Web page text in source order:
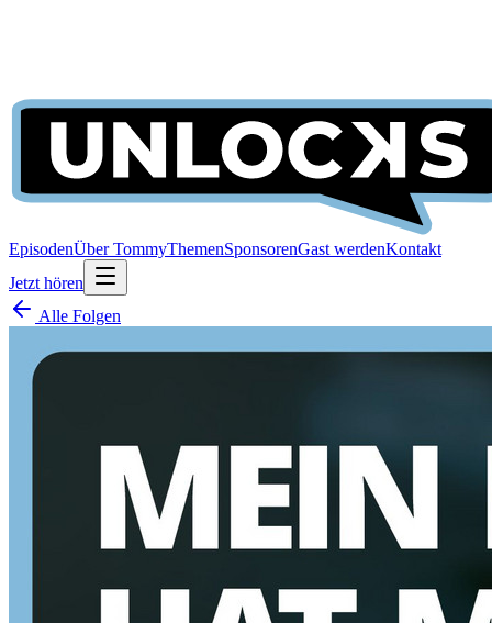
EpisodenÜber TommyThemenSponsorenGast werdenKontakt
Jetzt hören
Alle Folgen